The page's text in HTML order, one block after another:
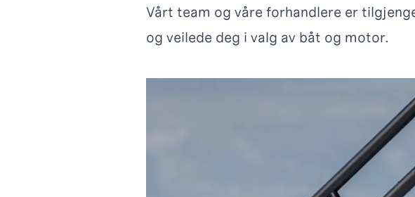
Vårt team og våre forhandlere er
og veilede deg i valg av båt og motor.